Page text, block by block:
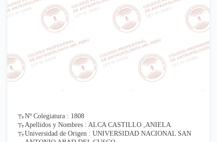
Nº Colegiatura : 1808
Apellidos y Nombres : ALCA CASTILLO ,ANIELA
Universidad de Origen : UNIVERSIDAD NACIONAL SAN